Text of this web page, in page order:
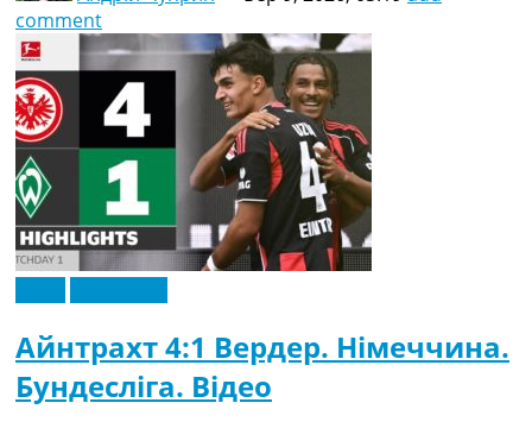
comment
Айнтрахт 4:1 Вердер. Німеччина.
Бундесліга. Відео